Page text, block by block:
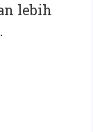
lebih